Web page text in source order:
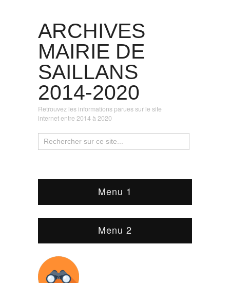
ARCHIVES
MAIRIE DE
SAILLANS
2014-2020
Retrouvez les informations parues sur le site
internet entre 2014 à 2020
Menu 1
Menu 2